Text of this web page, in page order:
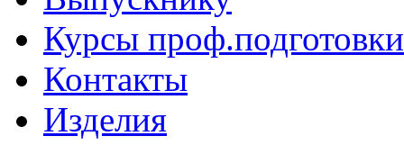
Курсы проф.подготовки
Контакты
Изделия